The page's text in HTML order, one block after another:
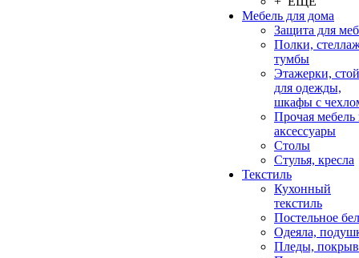
Мебель для дома
Защита для
Полки,
тумбы
Этажерки,
для одежды,
шкафы с
Прочая мебель
аксессуары
Столы
Стулья, кресла
Текстиль
Кухонный
текстиль
Постельное
Одеяла,
Пледы,